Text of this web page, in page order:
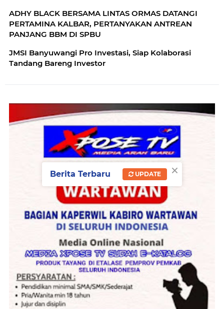
ADHY BLACK BERSAMA LINTAS ORMAS DATANGI
PERTAMINA KALBAR, PERTANYAKAN ANTREAN
PANJANG BBM DI SPBU
JMSI Banyuwangi Pro Investasi, Siap Kolaborasi
Tandang Bareng Investor
×
Berita Terbaru UPDATE